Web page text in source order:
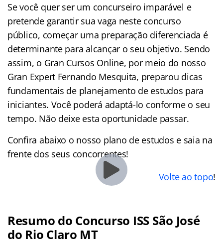
Se você quer ser um concurseiro imparável e
pretende garantir sua vaga neste concurso
público, começar uma preparação diferenciada é
determinante para alcançar o seu objetivo. Sendo
assim, o Gran Cursos Online, por meio do nosso
Gran Expert Fernando Mesquita, preparou dicas
fundamentais de planejamento de estudos para
iniciantes. Você poderá adaptá-lo conforme o seu
tempo. Não deixe esta oportunidade passar.
Confira abaixo o nosso plano de estudos e saia na
frente dos seus concorrentes!
Volte ao topo!
Resumo do Concurso ISS São José
do Rio Claro MT